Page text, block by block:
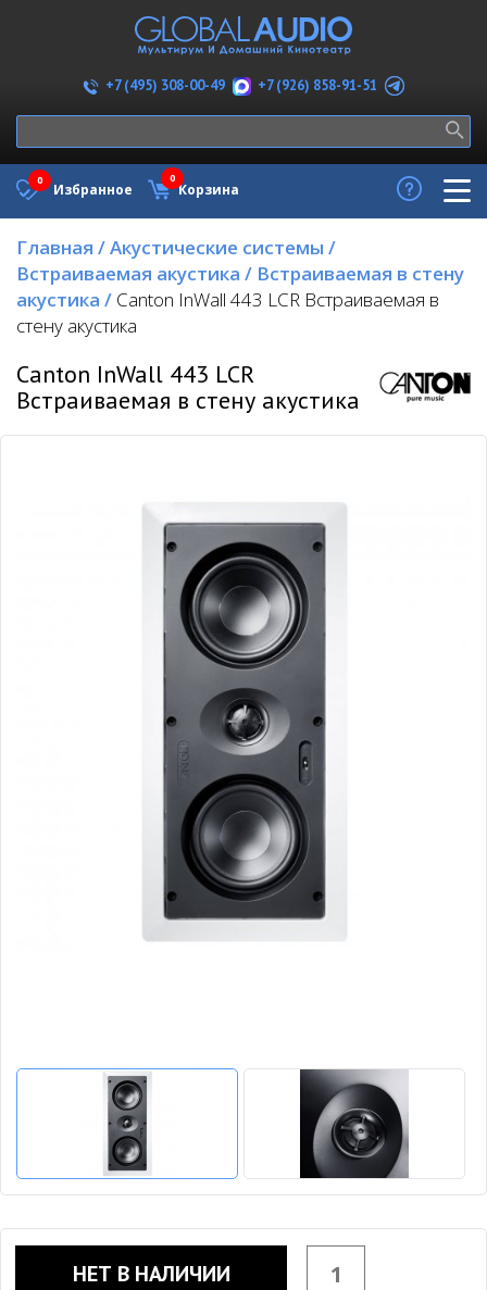
+7 (495) 308-00-49 +7 (926) 858-91-51
Избранное
0
Корзина
0
Главная /Акустические системы /
Встраиваемая акустика / Встраиваемая в стену
акустика / Canton InWall 443 LCR Встраиваемая в
стену акустика
Canton InWall 443 LCR
Встраиваемая в стену акустика
НЕТ В НАЛИЧИИ